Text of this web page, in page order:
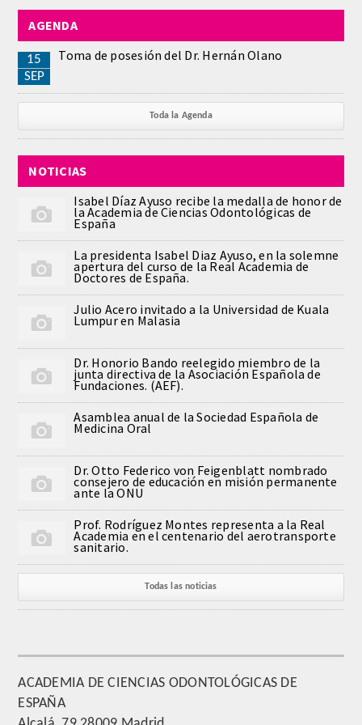
ACADEMICOS
CIENCIAS BASICAS MEDICAS
AFINES A LA ODONTOLOGIA
HUMANIDADES Y CIENCIAS
MEDICO-JURIDICAS
PREVENCION,PROMOCION DE LA
SALUD Y GESTION NUEVAS
TECNOLOGIAS SANITARIAS
ESTOMATOLOGIA MEDICO-
QUIRURGICA
ODONTOLOGIA CONSERVADORA
ORTOGNATIA
NÚMERO
Alfabético
HONOR
AGENDA
15
SEP
Toma de posesión del Dr. Hernán Olano
Toda la Agenda
NOTICIAS
Isabel Díaz Ayuso recibe la medalla de honor de
la Academia de Ciencias Odontológicas de
España
La presidenta Isabel Diaz Ayuso, en la solemne
apertura del curso de la Real Academia de
Doctores de España.
Julio Acero invitado a la Universidad de Kuala
Lumpur en Malasia
Dr. Honorio Bando reelegido miembro de la
junta directiva de la Asociación Española de
Fundaciones. (AEF).
Asamblea anual de la Sociedad Española de
Medicina Oral
Dr. Otto Federico von Feigenblatt nombrado
consejero de educación en misión permanente
ante la ONU
Prof. Rodríguez Montes representa a la Real
Academia en el centenario del aerotransporte
sanitario.
Todas las noticias
ACADEMIA DE CIENCIAS ODONTOLÓGICAS DE
ESPAÑA